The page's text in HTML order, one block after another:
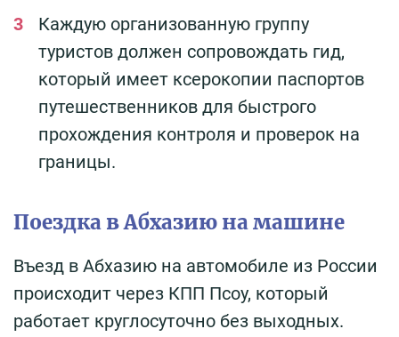
Каждую организованную группу
туристов должен сопровождать гид,
который имеет ксерокопии паспортов
путешественников для быстрого
прохождения контроля и проверок на
границы.
Поездка в Абхазию на машине
Въезд в Абхазию на автомобиле из России
происходит через КПП Псоу, который
работает круглосуточно без выходных.